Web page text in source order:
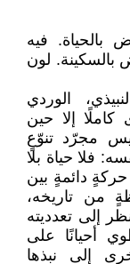
بالحياة. فيه
بالسكينة. لون
الوردي
إلا حين
مجرّد تنوّعٍ
فلا حياة بلا
حركةٍ دائمةٍ بين
من تاريخه،
إلى تعدديته
أحيانًا على
إلى نبذها